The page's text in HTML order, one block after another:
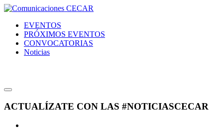
EVENTOS
PRÓXIMOS EVENTOS
CONVOCATORIAS
Noticias
ACTUALÍZATE CON LAS #NOTICIASCECAR